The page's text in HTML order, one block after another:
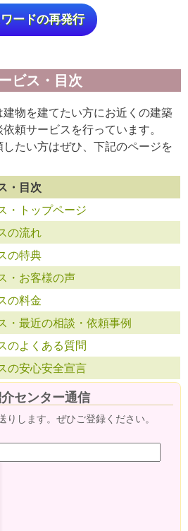
ードの再発行
ビス・目次
物を建てたい方にお近くの建築
頼サービスを行っています。
たい方はぜひ、下記のページを
・目次
・トップページ
の流れ
の特典
・お客様の声
の料金
・最近の相談・依頼事例
のよくある質問
の安心安全宣言
センター通信
します。ぜひご登録ください。